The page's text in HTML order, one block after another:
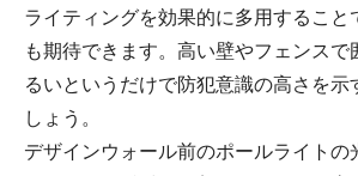
ライティングを効果的に多用すること
も期待できます。高い壁やフェンス
るいというだけで防犯意識の高さを
しょう。
デザインウォール前のポールライトの